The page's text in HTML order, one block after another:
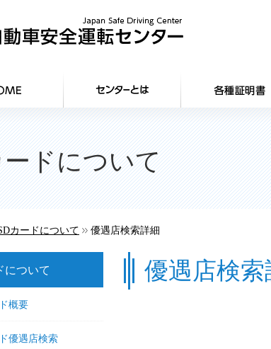
ードについて
カードについて >> 優遇店検索詳細
優遇店検索
について
概要
優遇店検索